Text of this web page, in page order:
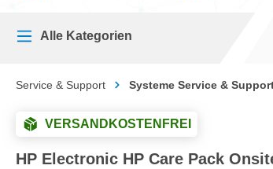
Alle Kategorien
Service & Support Systeme Service &
VERSANDKOSTENFREI
HP Electronic HP Care Pack